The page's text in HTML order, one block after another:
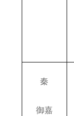
秦
御嘉